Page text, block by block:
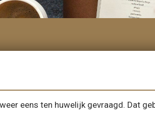
eens ten huwelijk gevraagd. Dat